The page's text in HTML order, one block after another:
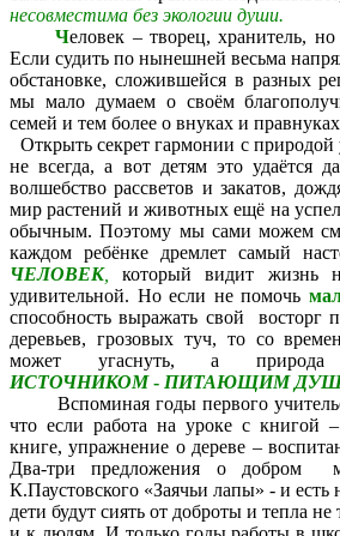
несовместима без экологии души.
Человек – творец, хранитель,
Если судить по нынешней весьма
обстановке, сложившейся в разных
мы мало думаем о своём
семей и тем более о внуках и
Открыть секрет гармонии с природой
не всегда, а вот детям это удаётся
волшебство рассветов и закатов,
мир растений и животных ещё на
обычным. Поэтому мы сами можем
каждом ребёнке дремлет самый
ЧЕЛОВЕК,
который видит жизнь
удивительной. Но если не помочь
способность выражать свой восторг
деревьев, грозовых туч, то со
может угаснуть, а природа
ИСТОЧНИКОМ- ПИТАЮЩИМ
Вспоминая годы первого
что если работа на уроке с книгой
книге, упражнение о дереве –
Два-три предложения о добром
К.Паустовского «Заячьи лапы» - и есть
дети будут сиять от доброты и тепла